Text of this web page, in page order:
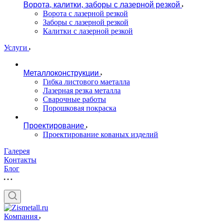
Ворота, калитки, заборы с лазерной резкой
Ворота с лазерной резкой
Заборы с лазерной резкой
Калитки с лазерной резкой
Услуги
Металлоконструкции
Гибка листового маеталла
Лазерная резка металла
Сварочные работы
Порошковая покраска
Проектирование
Проектирование кованых изделий
Галерея
Контакты
Блог
Компания